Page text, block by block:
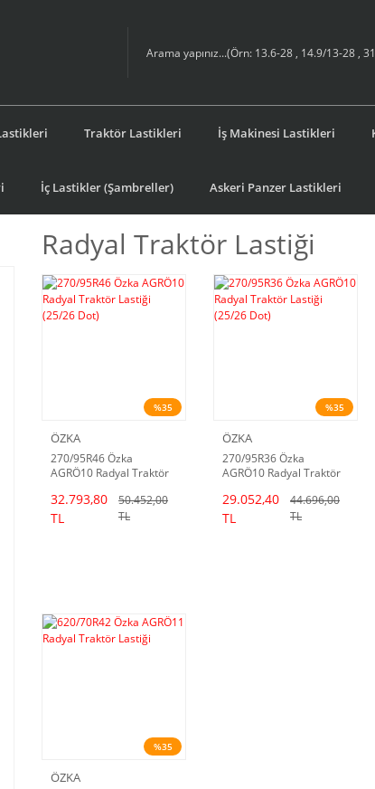
Traktör Lastikleri İş Makinesi Lastikleri
İç Lastikler (Şambreller) Askeri Panzer Lastikleri
Radyal Traktör Lastiği
%35
ÖZKA
270/95R46 Özka
AGRÖ10 Radyal Traktör
32.793,80
TL
50.452,00
TL
%35
ÖZKA
270/95R36 Özka
AGRÖ10 Radyal Traktör
29.052,40
TL
44.696,00
TL
%35
ÖZKA